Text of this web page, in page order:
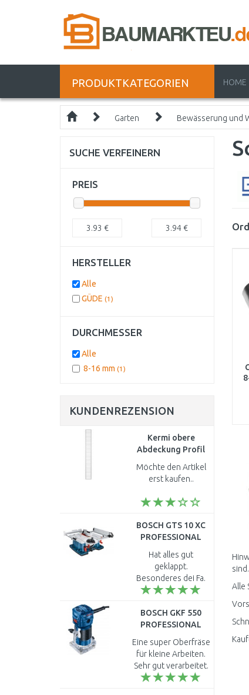
PRODUKTKATEGORIEN HOME
Garten Bewässerung und
sind.
Alle
SUCHE VERFEINERN
PREIS
3.93 € 3.94€
HERSTELLER
Alle
GÜDE (1)
DURCHMESSER
Alle
8-16 mm (1)
KUNDENREZENSION
Kermi obere
Abdeckung Profil
22 1200 mm
ZA00170009
Möchte den Artikel
erst kaufen..
BOSCH GTS 10 XC
PROFESSIONAL
Tischsäge
0601B30400
Hat alles gut
geklappt.
Besonderes dei Fa.
Dachser möchte ich
erwähnen. Das Erste
Mal das eine
Spedition hält was im
Netz steht!..
BOSCH GKF 550
PROFESSIONAL
Kantenfräse
06016A0020
Eine super Oberfräse
für kleine Arbeiten.
Sehr gut verarbeitet.
Was will man mehr. ..